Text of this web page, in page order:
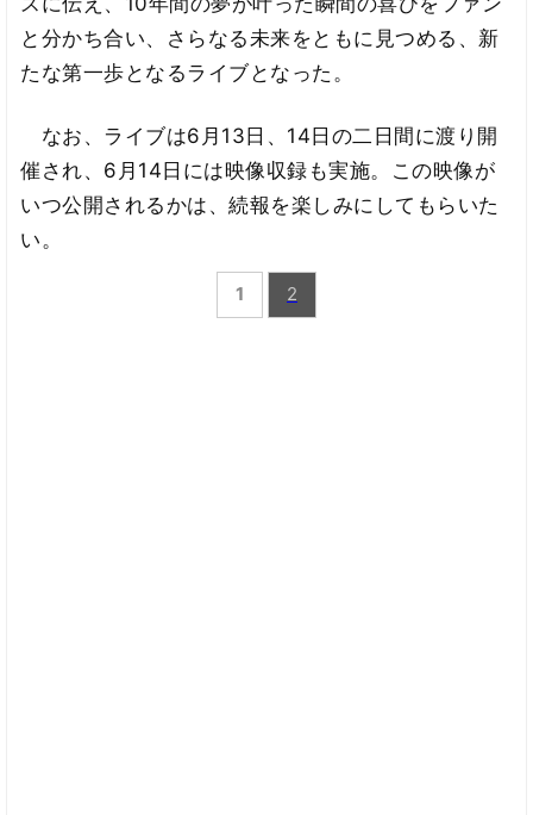
と分かち合い、さらなる未来をともに見つめる、新
たな第一歩となるライブとなった。
なお、ライブは6月13日、14日の二日間に渡り開
催され、6月14日には映像収録も実施。この映像が
いつ公開されるかは、続報を楽しみにしてもらいた
い。
1 2